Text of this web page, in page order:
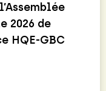
2026 de
HQE-GBC